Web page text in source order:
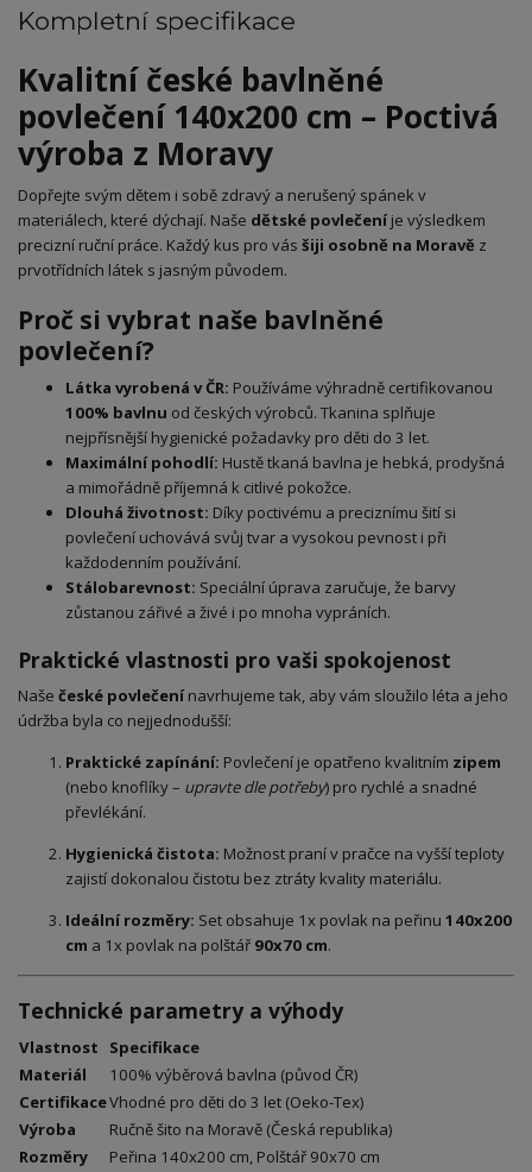
Kompletní specifikace
Kvalitní české bavlněné
povlečení 140x200 cm – Poctivá
výroba z Moravy
Dopřejte svým dětem i sobě zdravý a nerušený spánek v
materiálech, které dýchají. Naše dětské povlečeníje výsledkem
precizní ruční práce. Každý kus pro vás šiji osobně na Moravě z
prvotřídních látek s jasným původem.
Proč si vybrat naše bavlněné
povlečení?
Látka vyrobená v ČR: Používáme výhradně certifikovanou
100% bavlnu od českých výrobců. Tkanina splňuje
nejpřísnější hygienické požadavky pro děti do 3 let.
Maximální pohodlí: Hustě tkaná bavlna je hebká, prodyšná
a mimořádně příjemná k citlivé pokožce.
Dlouhá životnost: Díky poctivému a preciznímu šití si
povlečení uchovává svůj tvar a vysokou pevnost i při
každodenním používání.
Stálobarevnost: Speciální úprava zaručuje, že barvy
zůstanou zářivé a živé i po mnoha vypráních.
Praktické vlastnosti pro vaši spokojenost
Naše české povlečenínavrhujeme tak, aby vám sloužilo léta a jeho
údržba byla co nejjednodušší:
Praktické zapínání: Povlečení je opatřeno kvalitním zipem
(nebo knoflíky – upravte dle potřeby) pro rychlé a snadné
převlékání.
Hygienická čistota: Možnost praní v pračce na vyšší teploty
zajistí dokonalou čistotu bez ztráty kvality materiálu.
Ideální rozměry: Set obsahuje 1x povlak na peřinu 140x200
cm a 1x povlak na polštář 90x70 cm.
Technické parametry a výhody
Vlastnost
Specifikace
Materiál
100% výběrová bavlna (původ ČR)
CertifikaceVhodné pro děti do 3 let (Oeko-Tex)
Výroba
Ručně šito na Moravě (Česká republika)
Rozměry
Peřina 140x200 cm, Polštář 90x70 cm